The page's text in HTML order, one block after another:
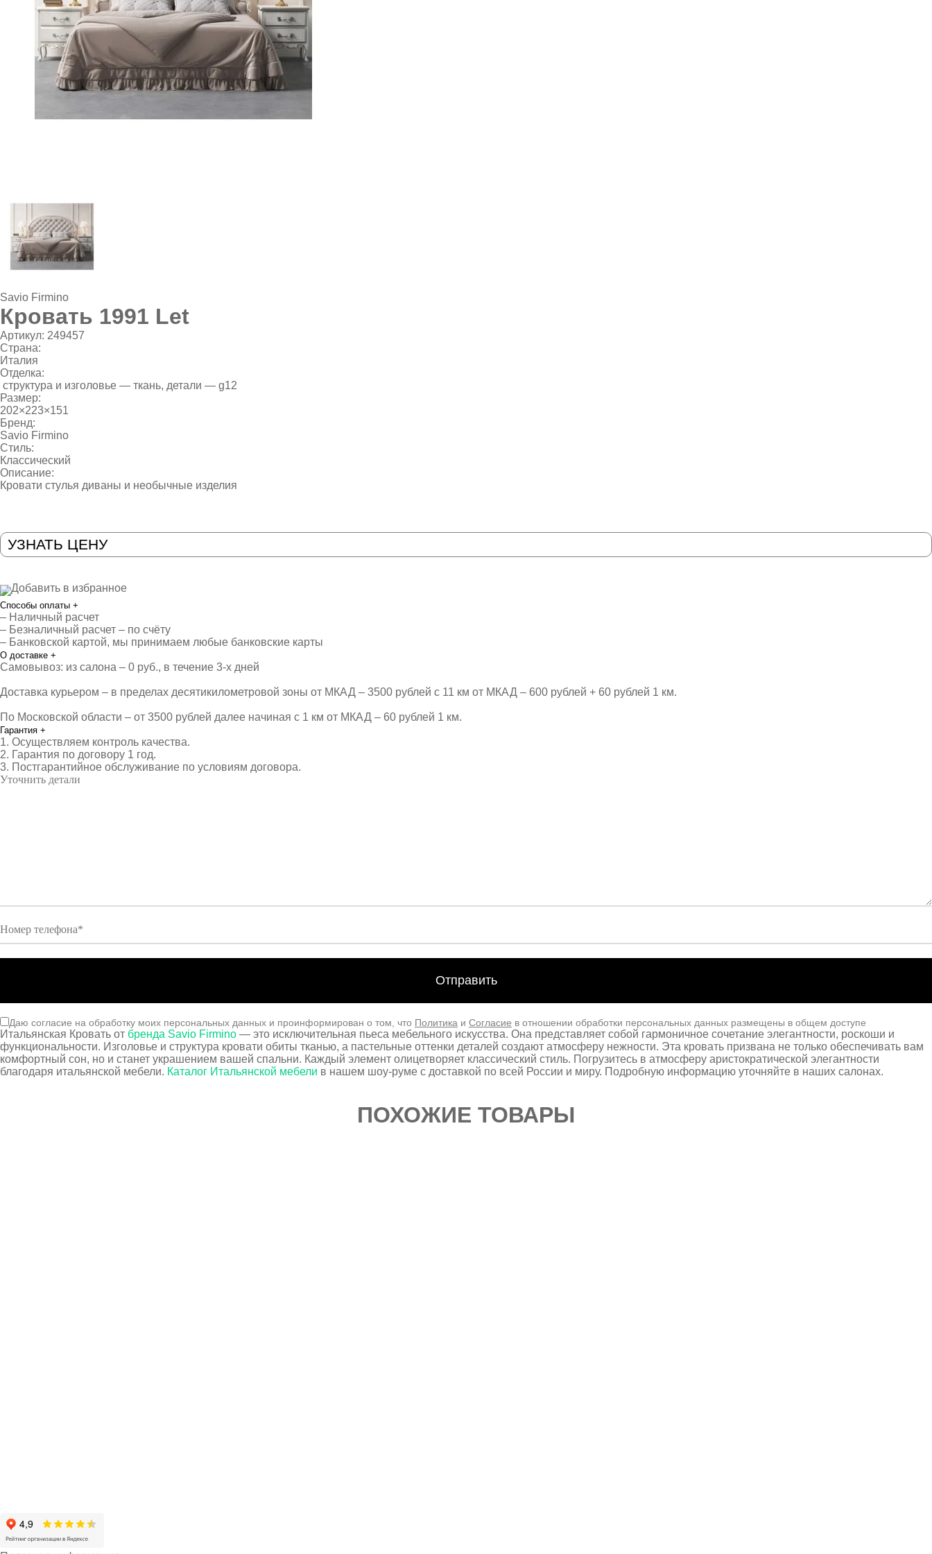
Savio Firmino
Кровать 1991 Let
Артикул: 249457
Страна:
Италия
Отделка:
структура и изголовье — ткань, детали — g12
Размер:
202×223×151
Бренд:
Savio Firmino
Стиль:
Классический
Описание:
Кровати стулья диваны и необычные изделия
УЗНАТЬ ЦЕНУ
Добавить в избранное
Способы оплаты +
– Наличный расчет
– Безналичный расчет – по счёту
– Банковской картой, мы принимаем любые банковские карты
О доставке +
Самовывоз: из салона – 0 руб., в течение 3-х дней
Доставка курьером – в пределах десятикилометровой зоны от МКАД – 3500 рублей с 11 км от МКАД – 600 рублей + 60 рублей 1 км.
По Московской области – от 3500 рублей далее начиная с 1 км от МКАД – 60 рублей 1 км.
Гарантия +
1. Осуществляем контроль качества.
2. Гарантия по договору 1 год.
3. Постгарантийное обслуживание по условиям договора.
Даю согласие на обработку моих персональных данных и проинформирован о том, что Политика и Согласие в отношении обработки персональных данных размещены в общем доступе
Итальянская Кровать от бренда Savio Firmino — это исключительная пьеса мебельного искусства. Она представляет собой гармоничное сочетание элегантности, роскоши и
функциональности. Изголовье и структура кровати обиты тканью, а пастельные оттенки деталей создают атмосферу нежности. Эта кровать призвана не только обеспечивать вам
комфортный сон, но и станет украшением вашей спальни. Каждый элемент олицетворяет классический стиль. Погрузитесь в атмосферу аристократической элегантности
благодаря итальянской мебели. Каталог Итальянской мебели в нашем шоу-руме с доставкой по всей России и миру. Подробную информацию уточняйте в наших салонах.
ПОХОЖИЕ ТОВАРЫ